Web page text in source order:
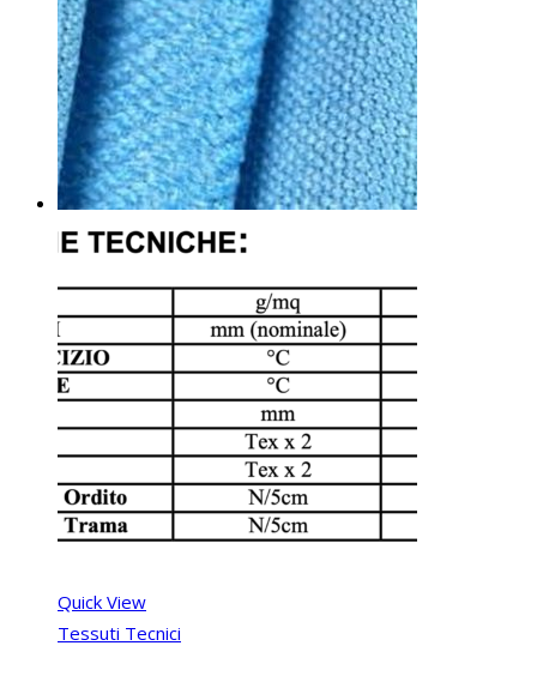
Quick View
Tessuti Tecnici